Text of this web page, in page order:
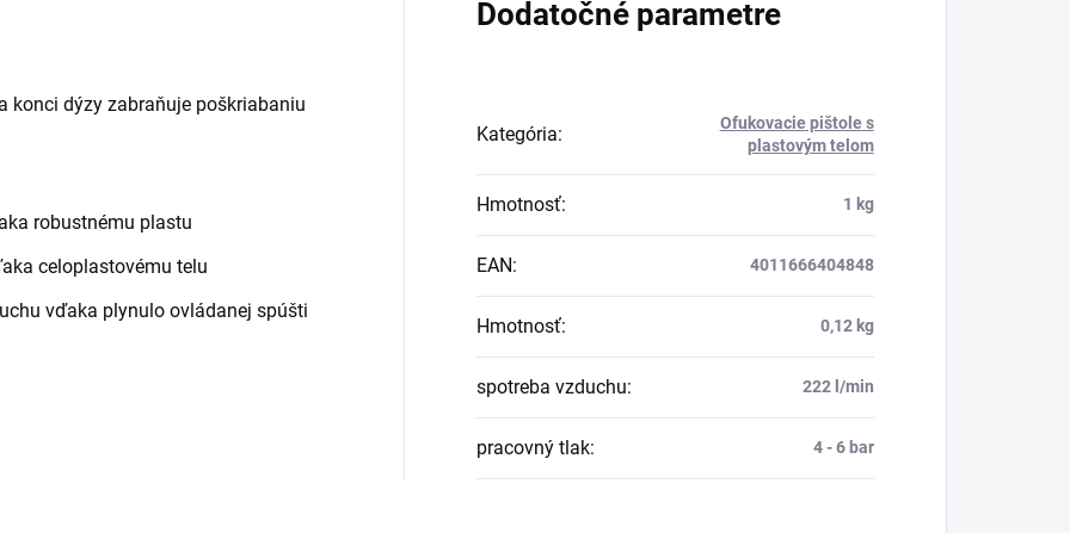
konci dýzy zabraňuje poškriabaniu
robustnému plastu
celoplastovému telu
vďaka plynulo ovládanej spúšti
Dodatočné parametre
Kategória:
Ofukovacie pištole s
plastovým telom
Hmotnosť: 1 kg
EAN: 4011666404848
Hmotnosť: 0,12 kg
spotreba vzduchu: 222 l/min
pracovný tlak: 4 - 6 bar